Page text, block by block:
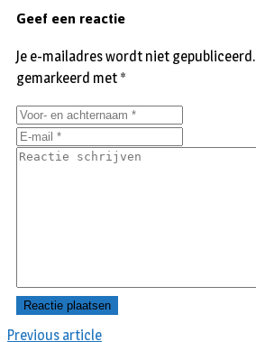
Previous article
Geef een reactie
Je e-mailadres wordt niet gepubliceerd.
gemarkeerd met *